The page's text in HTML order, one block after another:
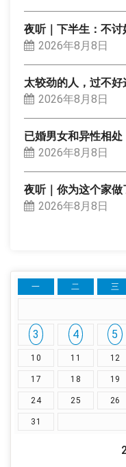
夜听｜下半生：不
2026年8月8日
太较劲的人，过不好
2026年8月8日
已婚男女和异性相
2026年8月8日
夜听｜你为这个家做
2026年8月8日
一 二 三
3
4 5
10 11 12
17 18 19
24 25 26
31